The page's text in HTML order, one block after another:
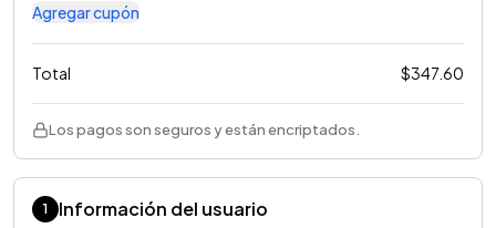
1 Información del usuario
Agregar cupón
Total $347.60
Los pagos son seguros y están encriptados.